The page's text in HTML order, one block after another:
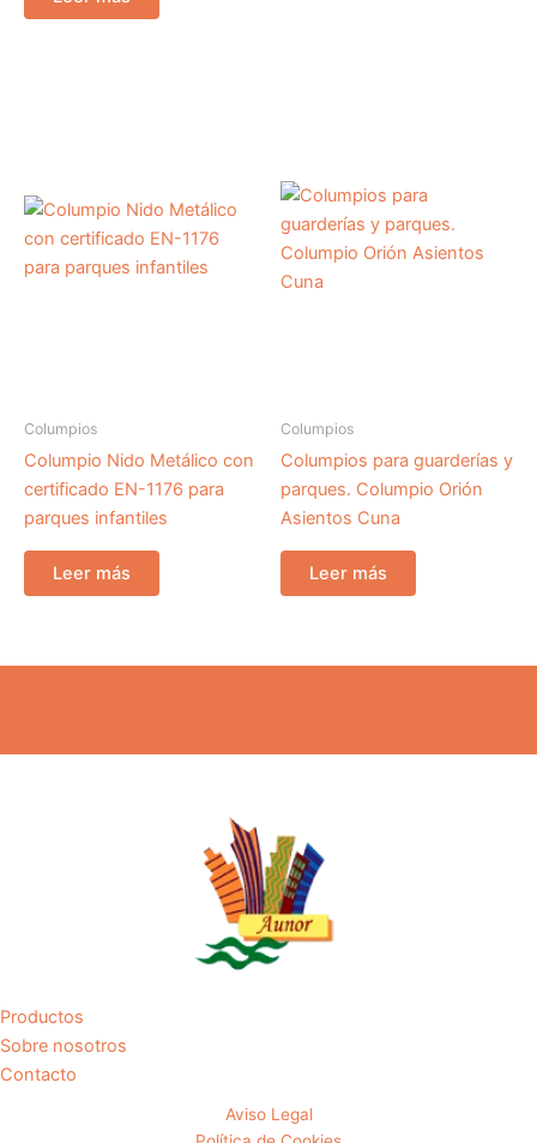
Columpios
Columpio Nido Metálico con
certificado EN-1176 para
parques infantiles
Leer más
Columpios
Columpios para guarderías y
parques. Columpio Orión
Asientos Cuna
Leer más
Productos
Sobre nosotros
Contacto
Aviso Legal